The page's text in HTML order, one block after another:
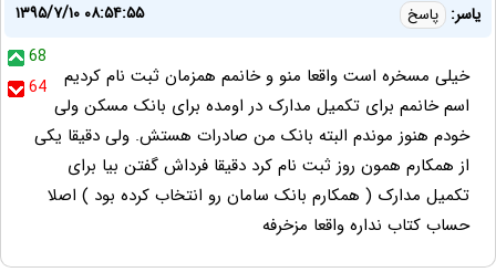
یاسر: پاسخ
۱۳۹۵/۷/۱۰ ۰۸:۵۴:۵۵
68
64
خیلی مسخره است واقعا منو و خانمم همزمان ثبت نام کردیم
اسم خانمم برای تکمیل مدارک در اومده برای بانک مسکن ولی
خودم هنوز موندم البته بانک من صادرات هستش. ولی دقیقا یکی
از همکارم همون روز ثبت نام کرد دقیقا فرداش گفتن بیا برای
تکمیل مدارک ( همکارم بانک سامان رو انتخاب کرده بود ) اصلا
حساب کتاب نداره واقعا مزخرفه